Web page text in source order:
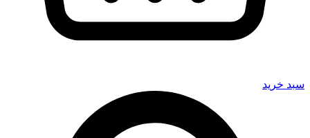
سبد خرید